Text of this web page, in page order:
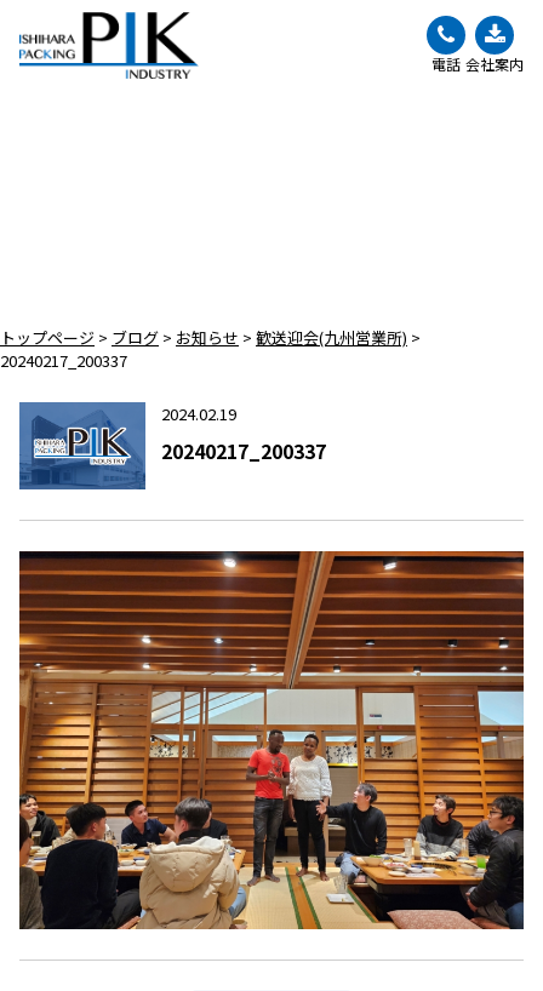
電話 会社案内
トップページ > ブログ > お知らせ > 歓送迎会(九州営業所) >
20240217_200337
2024.02.19
20240217_200337